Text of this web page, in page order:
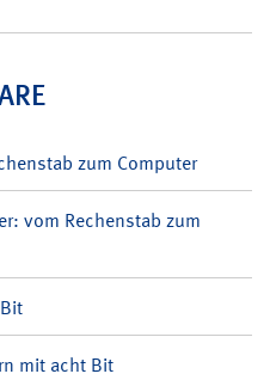
zum Computer
vom Rechenstab zum
mit acht Bit